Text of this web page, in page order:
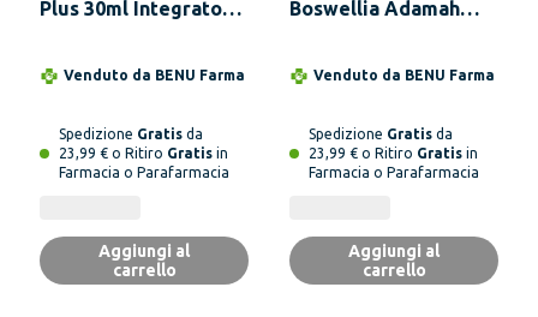
Plus 30ml Integratore
Venduto da BENU Farma
Spedizione Gratis da
23,99 € o Ritiro Gratis in
Farmacia o Parafarmacia
Aggiungi al
carrello
Boswellia Adamah
Alimentare per
Articolare 60 ml
Venduto da BENU Farma
Spedizione Gratis da
23,99 € o Ritiro Gratis in
Farmacia o Parafarmacia
Aggiungi al
carrello